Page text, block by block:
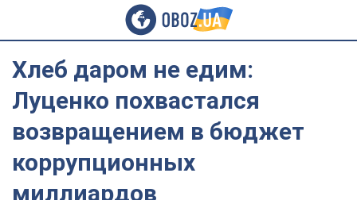
Хлеб даром не едим:
Луценко похвастался
возвращением в бюджет
коррупционных
миллиардов